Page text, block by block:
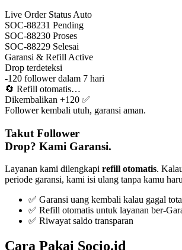
Live Order Status Auto
SOC-88231 Pending
SOC-88230 Proses
SOC-88229 Selesai
Garansi & Refill Active
Drop terdeteksi
-120 follower dalam 7 hari
🔄 Refill otomatis…
Dikembalikan +120 ✅
Follower kembali utuh, garansi aman.
Takut Follower
Drop? Kami Garansi.
Layanan kami dilengkapi refill otomatis.
periode garansi, kami isi ulang tanpa kamu
✅ Garansi uang kembali kalau gagal
✅ Refill otomatis untuk layanan ber-
✅ Riwayat saldo transparan
Cara Pakai Socio.id